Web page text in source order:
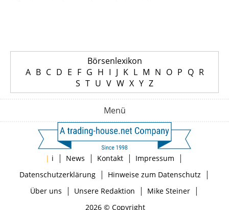
Börsenlexikon
A B C D E F G H I J K L M N O P Q R
S T U V W X Y Z
Menü
| i | News | Kontakt | Impressum |
Datenschutzerklärung| Hinweise zum Datenschutz |
Über uns | Unsere Redaktion | Mike Steiner|
2026 © Copyright